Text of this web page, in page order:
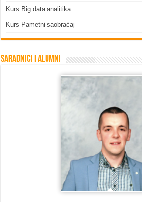
Kurs Big data analitika
Kurs Pametni saobraćaj
Saradnici i Alumni